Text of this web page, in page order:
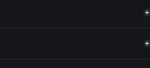
de outros tokens Solana com